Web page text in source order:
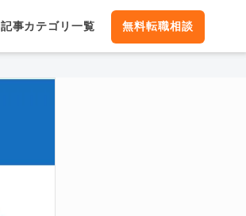
記事カテゴリ一覧 無料転職相談